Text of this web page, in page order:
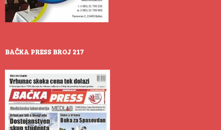
BAČKA PRESS BROJ 217